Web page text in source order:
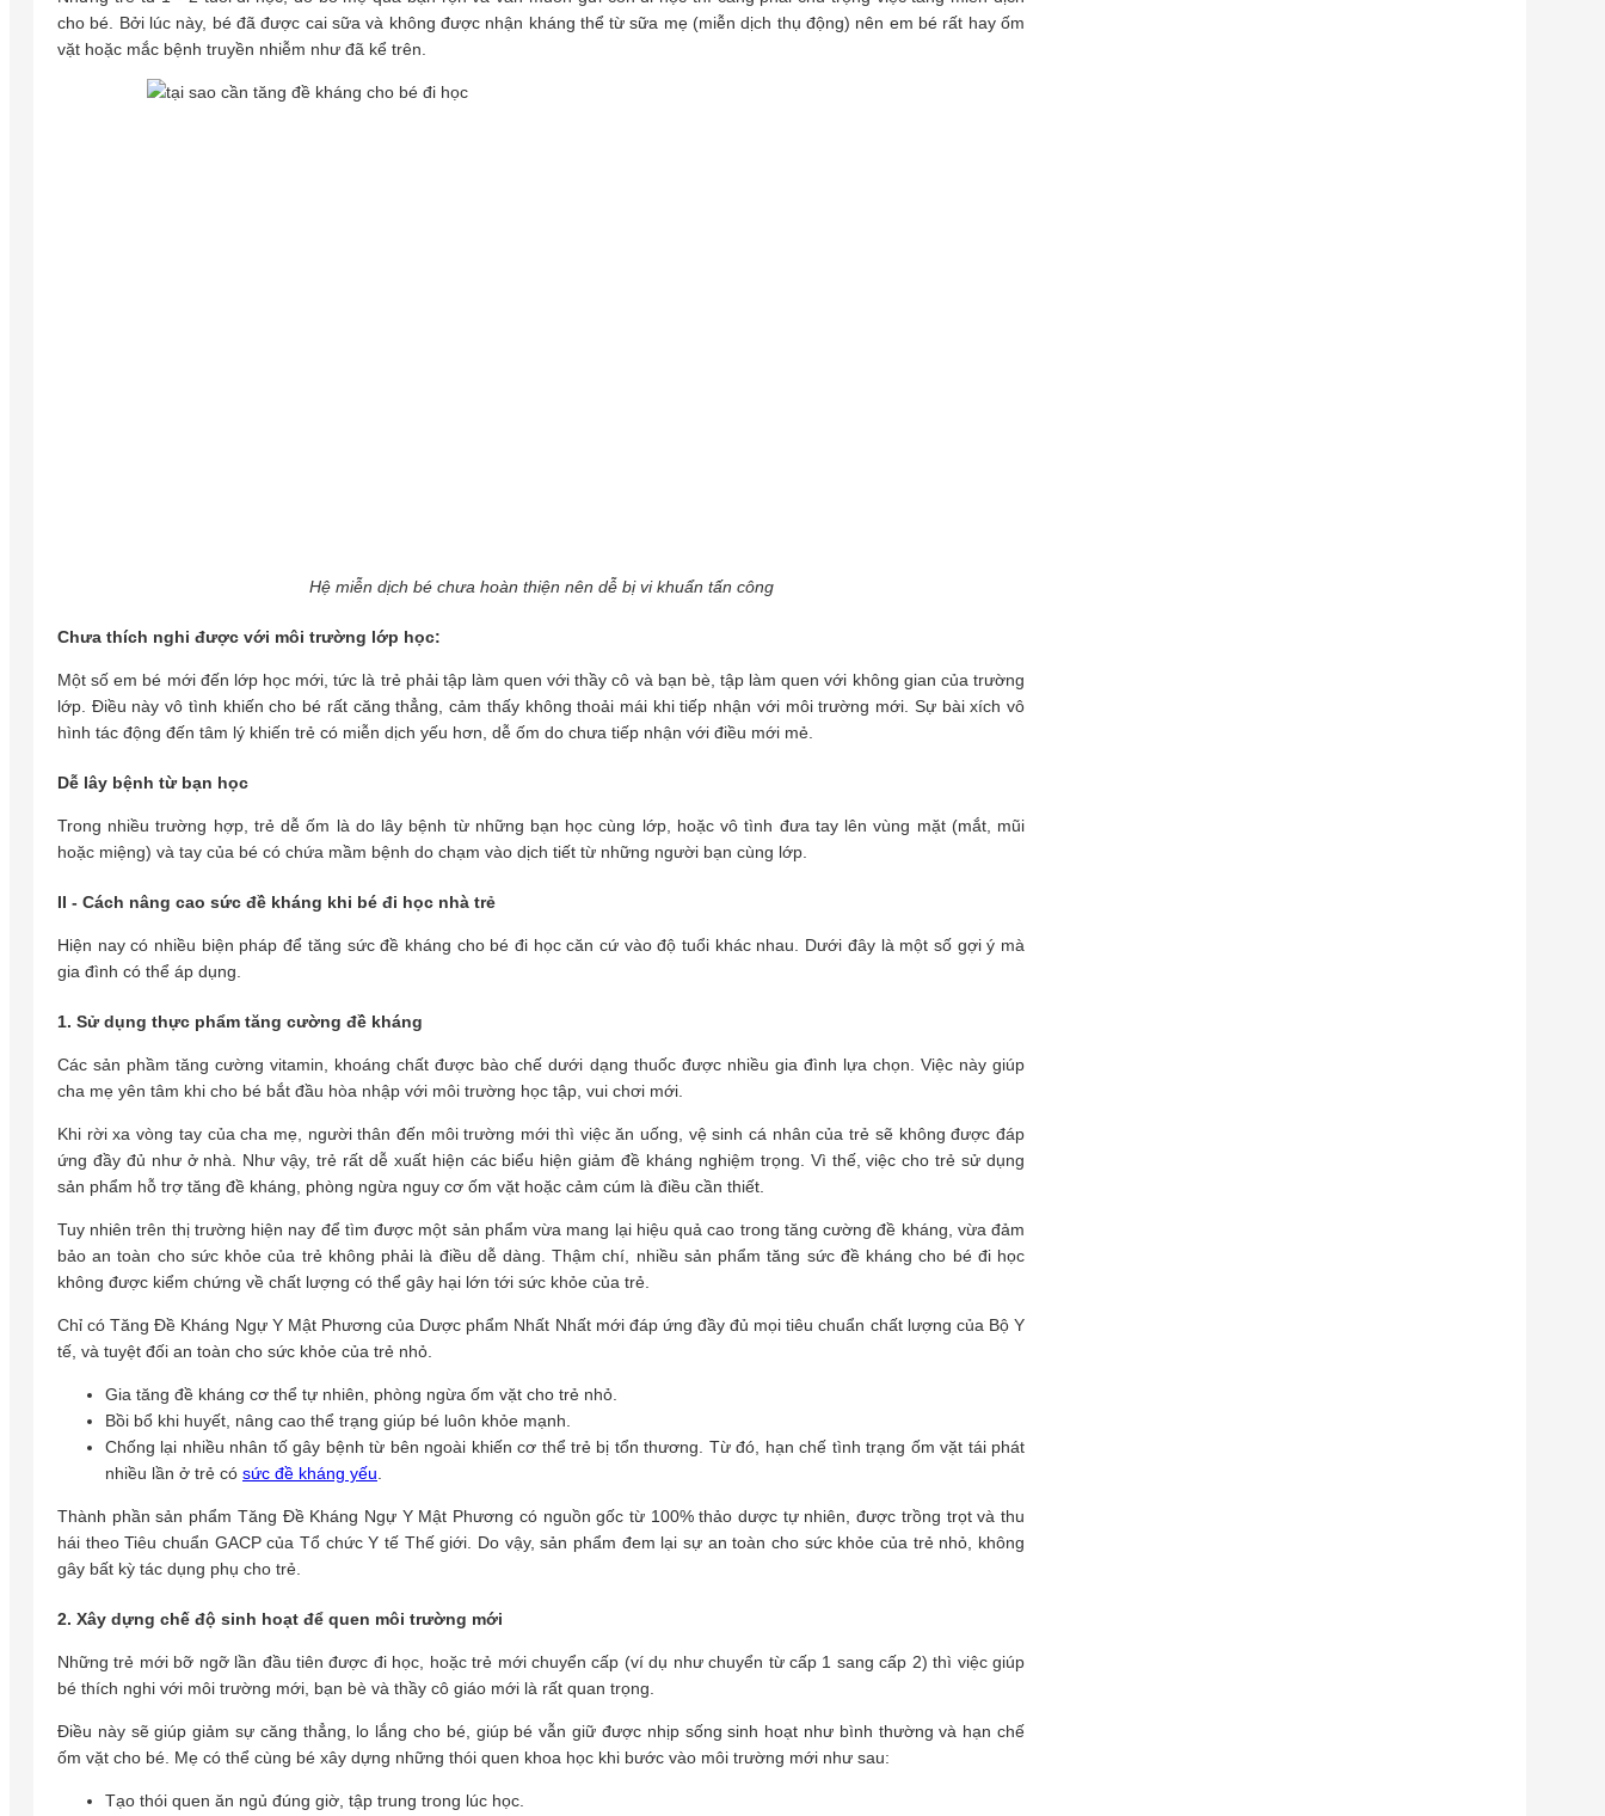
cho bé. Bởi lúc này, bé đã được cai sữa và không được nhận kháng thể từ sữa mẹ (miễn dịch thụ động) nên em bé rất hay ốm
vặt hoặc mắc bệnh truyền nhiễm như đã kể trên.
Hệ miễn dịch bé chưa hoàn thiện nên dễ bị vi khuẩn tấn công
Chưa thích nghi được với môi trường lớp học:
Một số em bé mới đến lớp học mới, tức là trẻ phải tập làm quen với thầy cô và bạn bè, tập làm quen với không gian của trường
lớp. Điều này vô tình khiến cho bé rất căng thẳng, cảm thấy không thoải mái khi tiếp nhận với môi trường mới. Sự bài xích vô
hình tác động đến tâm lý khiến trẻ có miễn dịch yếu hơn, dễ ốm do chưa tiếp nhận với điều mới mẻ.
Dễ lây bệnh từ bạn học
Trong nhiều trường hợp, trẻ dễ ốm là do lây bệnh từ những bạn học cùng lớp, hoặc vô tình đưa tay lên vùng mặt (mắt, mũi
hoặc miệng) và tay của bé có chứa mầm bệnh do chạm vào dịch tiết từ những người bạn cùng lớp.
II - Cách nâng cao sức đề kháng khi bé đi học nhà trẻ
Hiện nay có nhiều biện pháp để tăng sức đề kháng cho bé đi học căn cứ vào độ tuổi khác nhau. Dưới đây là một số gợi ý mà
gia đình có thể áp dụng.
1. Sử dụng thực phẩm tăng cường đề kháng
Các sản phầm tăng cường vitamin, khoáng chất được bào chế dưới dạng thuốc được nhiều gia đình lựa chọn. Việc này giúp
cha mẹ yên tâm khi cho bé bắt đầu hòa nhập với môi trường học tập, vui chơi mới.
Khi rời xa vòng tay của cha mẹ, người thân đến môi trường mới thì việc ăn uống, vệ sinh cá nhân của trẻ sẽ không được đáp
ứng đầy đủ như ở nhà. Như vậy, trẻ rất dễ xuất hiện các biểu hiện giảm đề kháng nghiệm trọng. Vì thế, việc cho trẻ sử dụng
sản phẩm hỗ trợ tăng đề kháng, phòng ngừa nguy cơ ốm vặt hoặc cảm cúm là điều cần thiết.
Tuy nhiên trên thị trường hiện nay để tìm được một sản phẩm vừa mang lại hiệu quả cao trong tăng cường đề kháng, vừa đảm
bảo an toàn cho sức khỏe của trẻ không phải là điều dễ dàng. Thậm chí, nhiều sản phẩm tăng sức đề kháng cho bé đi học
không được kiểm chứng về chất lượng có thể gây hại lớn tới sức khỏe của trẻ.
Chỉ có Tăng Đề Kháng Ngự Y Mật Phương của Dược phẩm Nhất Nhất mới đáp ứng đầy đủ mọi tiêu chuẩn chất lượng của Bộ Y
tế, và tuyệt đối an toàn cho sức khỏe của trẻ nhỏ.
Gia tăng đề kháng cơ thể tự nhiên, phòng ngừa ốm vặt cho trẻ nhỏ.
Bồi bổ khi huyết, nâng cao thể trạng giúp bé luôn khỏe mạnh.
Chống lại nhiều nhân tố gây bệnh từ bên ngoài khiến cơ thể trẻ bị tổn thương. Từ đó, hạn chế tình trạng ốm vặt tái phát
nhiều lần ở trẻ có sức đề kháng yếu.
Thành phần sản phẩm Tăng Đề Kháng Ngự Y Mật Phương có nguồn gốc từ 100% thảo dược tự nhiên, được trồng trọt và thu
hái theo Tiêu chuẩn GACP của Tổ chức Y tế Thế giới. Do vậy, sản phẩm đem lại sự an toàn cho sức khỏe của trẻ nhỏ, không
gây bất kỳ tác dụng phụ cho trẻ.
2. Xây dựng chế độ sinh hoạt để quen môi trường mới
Những trẻ mới bỡ ngỡ lần đầu tiên được đi học, hoặc trẻ mới chuyển cấp (ví dụ như chuyển từ cấp 1 sang cấp 2) thì việc giúp
bé thích nghi với môi trường mới, bạn bè và thầy cô giáo mới là rất quan trọng.
Điều này sẽ giúp giảm sự căng thẳng, lo lắng cho bé, giúp bé vẫn giữ được nhịp sống sinh hoạt như bình thường và hạn chế
ốm vặt cho bé. Mẹ có thể cùng bé xây dựng những thói quen khoa học khi bước vào môi trường mới như sau:
Tạo thói quen ăn ngủ đúng giờ, tập trung trong lúc học.